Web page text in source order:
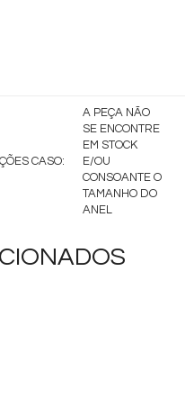
CASO:
A PEÇA NÃO
SE ENCONTRE
EM STOCK
E/OU
CONSOANTE O
TAMANHO DO
ANEL